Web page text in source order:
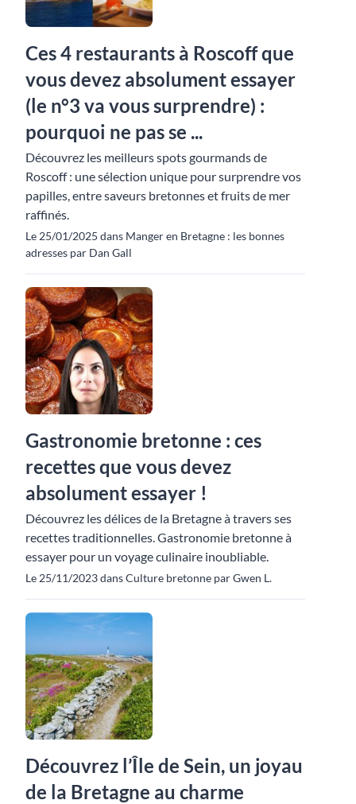
Ces 4 restaurants à Roscoff que
vous devez absolument essayer
(le n°3 va vous surprendre) :
pourquoi ne pas se ...
Découvrez les meilleurs spots gourmands de
Roscoff : une sélection unique pour surprendre vos
papilles, entre saveurs bretonnes et fruits de mer
raffinés.
Le 25/01/2025 dans Manger en Bretagne : les bonnes
adresses par Dan Gall
Gastronomie bretonne : ces
recettes que vous devez
absolument essayer !
Découvrez les délices de la Bretagne à travers ses
recettes traditionnelles. Gastronomie bretonne à
essayer pour un voyage culinaire inoubliable.
Le 25/11/2023 dans Culture bretonne par Gwen L.
Découvrez l’Île de Sein, un joyau
de la Bretagne au charme